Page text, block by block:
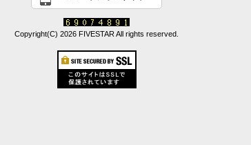
Copyright(C) 2026 FIVESTAR All rights reserved.